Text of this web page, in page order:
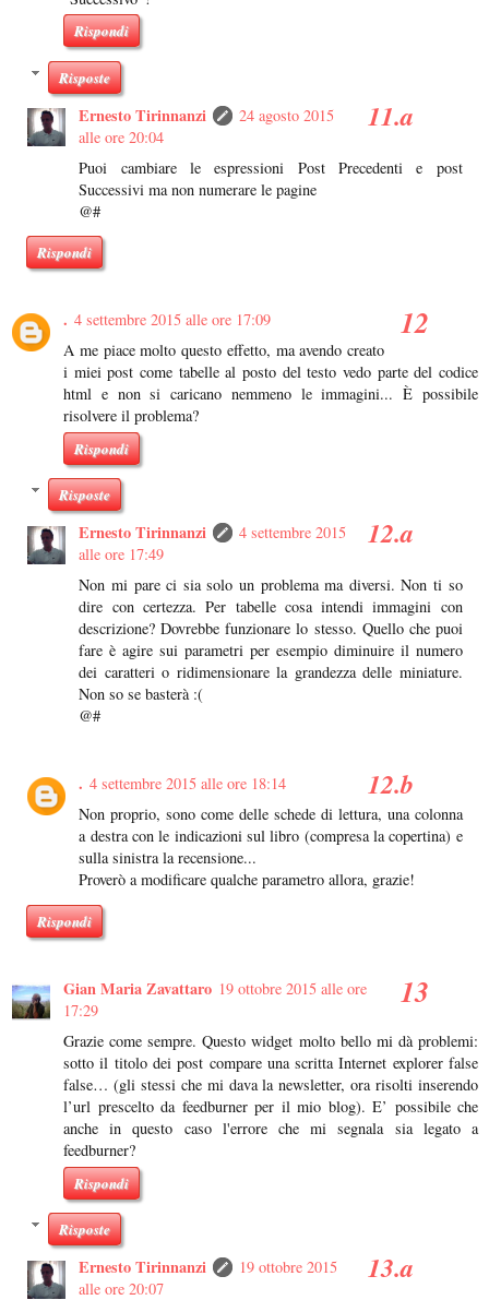
Rispondi
Risposte
Ernesto Tirinnanzi
24 agosto 2015
alle ore 20:04
Puoi cambiare le espressioni Post Precedenti e post
Successivi ma non numerare le pagine
@#
Rispondi
. 4 settembre 2015 alle ore 17:09
A me piace molto questo effetto, ma avendo creato
i miei post come tabelle al posto del testo vedo parte del codice
html e non si caricano nemmeno le immagini... È possibile
risolvere il problema?
Rispondi
Risposte
Ernesto Tirinnanzi
4 settembre 2015
alle ore 17:49
Non mi pare ci sia solo un problema ma diversi. Non ti so
dire con certezza. Per tabelle cosa intendi immagini con
descrizione? Dovrebbe funzionare lo stesso. Quello che puoi
fare è agire sui parametri per esempio diminuire il numero
dei caratteri o ridimensionare la grandezza delle miniature.
Non so se basterà :(
@#
. 4 settembre 2015 alle ore 18:14
Non proprio, sono come delle schede di lettura, una colonna
a destra con le indicazioni sul libro (compresa la copertina) e
sulla sinistra la recensione...
Proverò a modificare qualche parametro allora, grazie!
Rispondi
Gian Maria Zavattaro 19 ottobre 2015 alle ore
17:29
Grazie come sempre. Questo widget molto bello mi dà problemi:
sotto il titolo dei post compare una scritta Internet explorer false
false… (gli stessi che mi dava la newsletter, ora risolti inserendo
l’url prescelto da feedburner per il mio blog). E’ possibile che
anche in questo caso l'errore che mi segnala sia legato a
feedburner?
Rispondi
Risposte
Ernesto Tirinnanzi
19 ottobre 2015
alle ore 20:07